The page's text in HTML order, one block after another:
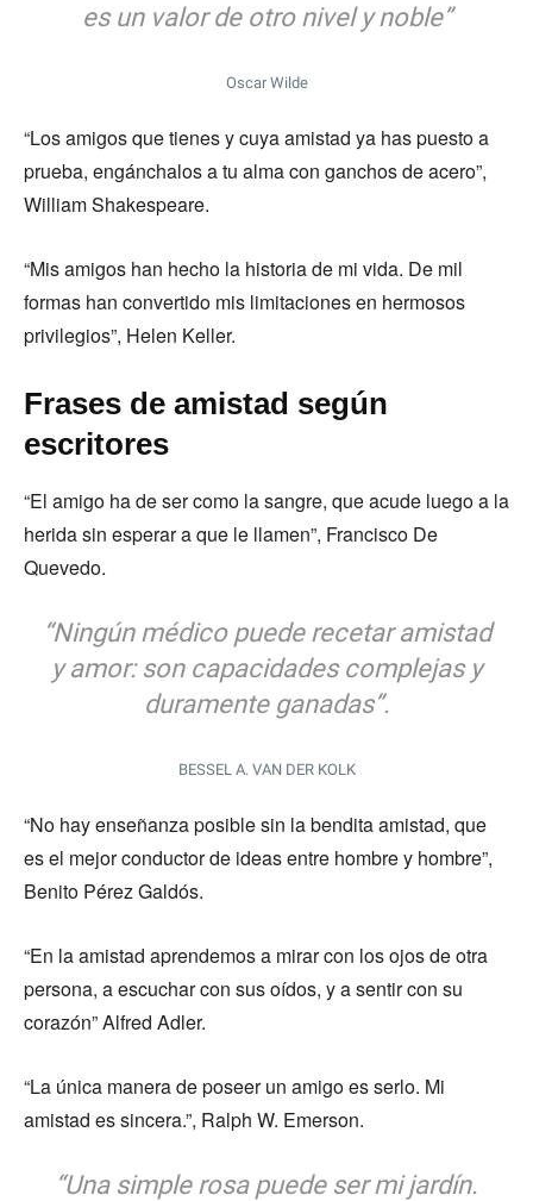
es un valor de otro nivel y noble”
Oscar Wilde
“Los amigos que tienes y cuya amistad ya has puesto a
prueba, engánchalos a tu alma con ganchos de acero”,
William Shakespeare.
“Mis amigos han hecho la historia de mi vida. De mil
formas han convertido mis limitaciones en hermosos
privilegios”, Helen Keller.
Frases de amistad según
escritores
“El amigo ha de ser como la sangre, que acude luego a la
herida sin esperar a que le llamen”, Francisco De
Quevedo.
“Ningún médico puede recetar amistad
y amor: son capacidades complejas y
duramente ganadas”.
BESSEL A. VAN DER KOLK
“No hay enseñanza posible sin la bendita amistad, que
es el mejor conductor de ideas entre hombre y hombre”,
Benito Pérez Galdós.
“En la amistad aprendemos a mirar con los ojos de otra
persona, a escuchar con sus oídos, y a sentir con su
corazón” Alfred Adler.
“La única manera de poseer un amigo es serlo. Mi
amistad es sincera.”, Ralph W. Emerson.
“Una simple rosa puede ser mi jardín.